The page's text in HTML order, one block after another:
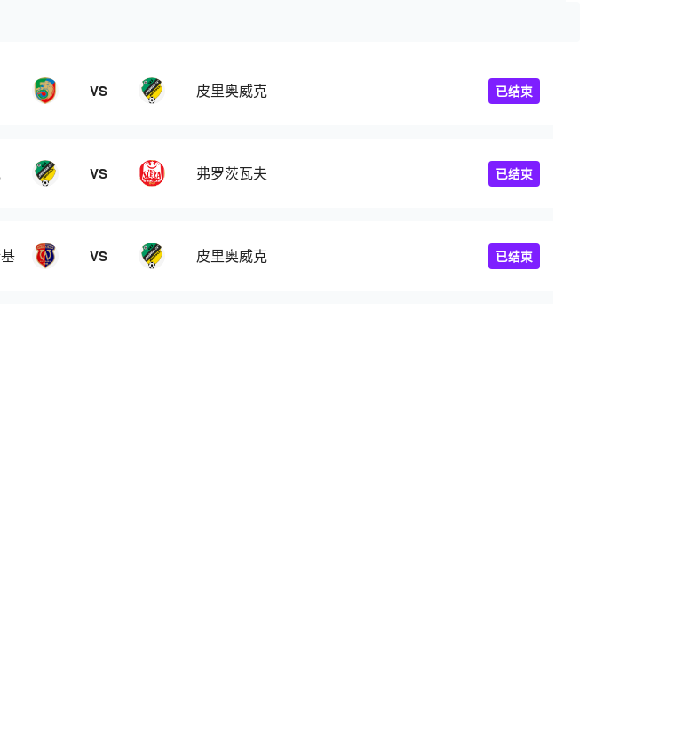
VS 皮里奥威克 已结束
VS 弗罗茨瓦夫 已结束
VS 皮里奥威克 已结束